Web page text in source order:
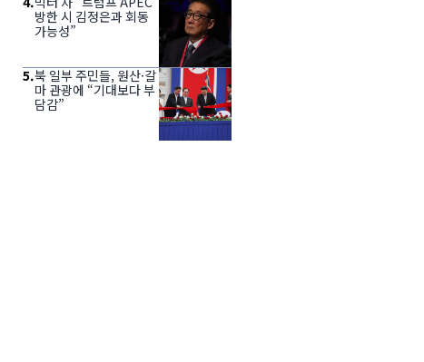
방한 시 김정은과 회동
가능성”
5.북 일부 주민들, 원산·갈
마 관광에 “기대보다 부
담감”